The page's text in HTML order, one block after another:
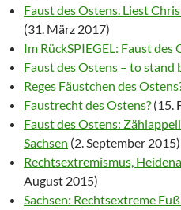
Faust des Ostens. Liest
(31. März 2017)
Im RückSPIEGEL: Faust des
Faust des Ostens – to stand
Reges Fäustchen des
Faustrecht des Ostens? (15.
Faust des Ostens:
Sachsen (2. September 2015)
Rechtsextremismus,
August 2015)
Sachsen: Rechtsextreme